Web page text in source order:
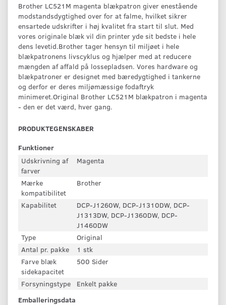
Brother LC521M magenta blækpatron giver enestående
modstandsdygtighed over for at falme, hvilket sikrer
ensartede udskrifter i høj kvalitet fra start til slut. Med
vores originale blæk vil din printer yde sit bedste i hele
dens levetid.Brother tager hensyn til miljøet i hele
blækpatronens livscyklus og hjælper med at reducere
mængden af affald på lossepladsen. Vores hardware og
blækpatroner er designet med bæredygtighed i tankerne
og derfor er deres miljømæssige fodaftryk
minimeret.Original Brother LC521M blækpatron i magenta
- den er det værd, hver gang.
PRODUKTEGENSKABER
Funktioner
Udskrivning af
farver
Magenta
Mærke
kompatibilitet
Brother
Kapabilitet
DCP-J1260W, DCP-J1310DW, DCP-
J1313DW, DCP-J1360DW, DCP-
J1460DW
Type
Original
Antal pr. pakke
1 stk
Farve blæk
sidekapacitet
500 Sider
Forsyningstype
Enkelt pakke
Emballeringsdata